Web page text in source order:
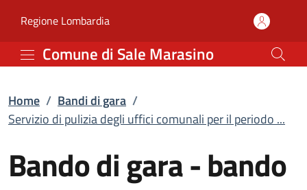
Servizio di pulizia degli
Regione Lombardia(apre in un'altra scheda).
Comune di Sale Marasino
Home / Bandi di gara /
Servizio di pulizia degli uffici comunali per il periodo ...
Bando di gara - bando